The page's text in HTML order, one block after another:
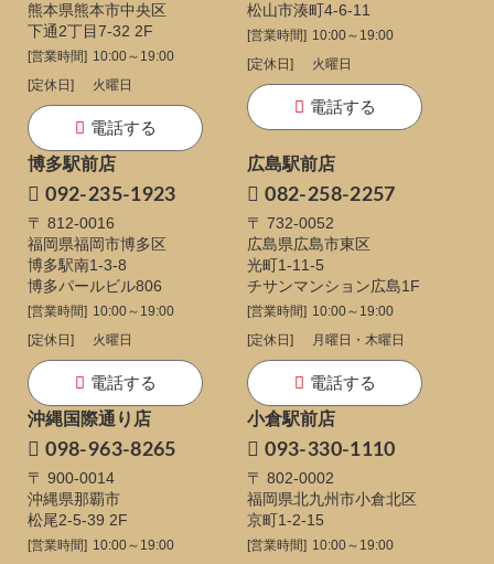
熊本県熊本市中央区
下通2丁目7-32 2F
[営業時間] 10:00～19:00
[定休日]
火曜日
電話する
松山市湊町4-6-11
[営業時間] 10:00～19:00
[定休日]
火曜日
電話する
博多駅前店
092-235-1923
〒 812-0016
福岡県福岡市博多区
博多駅南1-3-8
博多パールビル806
[営業時間] 10:00～19:00
[定休日]
火曜日
電話する
広島駅前店
082-258-2257
〒 732-0052
広島県広島市東区
光町1-11-5
チサンマンション広島1F
[営業時間] 10:00～19:00
[定休日]
月曜日・木曜日
電話する
沖縄国際通り店
098-963-8265
〒 900-0014
沖縄県那覇市
松尾2-5-39 2F
[営業時間] 10:00～19:00
小倉駅前店
093-330-1110
〒 802-0002
福岡県北九州市小倉北区
京町1-2-15
[営業時間] 10:00～19:00